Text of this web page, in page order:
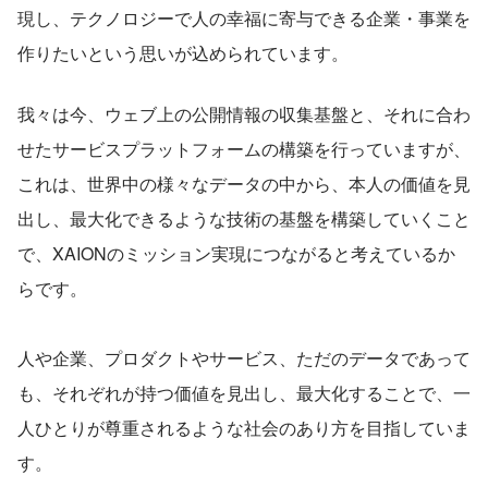
現し、テクノロジーで人の幸福に寄与できる企業・事業を
作りたいという思いが込められています。
我々は今、ウェブ上の公開情報の収集基盤と、それに合わ
せたサービスプラットフォームの構築を行っていますが、
これは、世界中の様々なデータの中から、本人の価値を見
出し、最大化できるような技術の基盤を構築していくこと
で、XAIONのミッション実現につながると考えているか
らです。
人や企業、プロダクトやサービス、ただのデータであって
も、それぞれが持つ価値を見出し、最大化することで、一
人ひとりが尊重されるような社会のあり方を目指していま
す。